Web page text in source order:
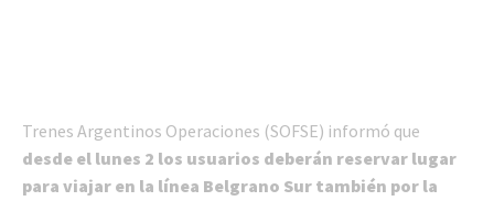
Trenes Argentinos Operaciones (SOFSE) informó que
desde el lunes 2 los usuarios deberán reservar lugar
para viajar en la línea Belgrano Sur también por la